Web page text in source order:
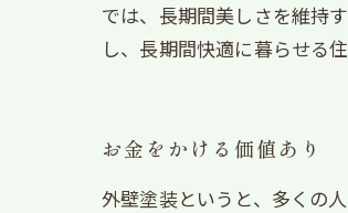
では、長期間美しさを維持
し、長期間快適に暮らせる
お金をかける価値あり
外壁塗装というと、多くの